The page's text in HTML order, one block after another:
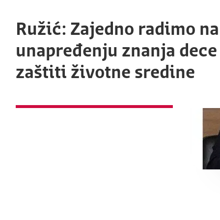
Ružić: Zajedno radimo na
unapređenju znanja dece
zaštiti životne sredine